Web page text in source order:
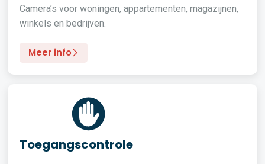
Camera’s voor woningen, appartementen, magazijnen,
winkels en bedrijven.
Meer info
Toegangscontrole